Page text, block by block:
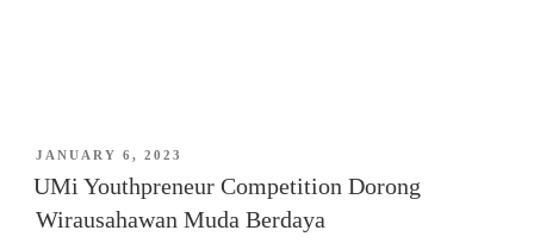
JANUARY 6, 2023
UMi Youthpreneur Competition Dorong
Wirausahawan Muda Berdaya